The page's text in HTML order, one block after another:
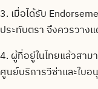
3. เมื่อได้รับ
ประทับตรา จึงควรวาง
4. ผู้ที่อยู่ในไทยแล้วสาม
ศูนย์บริการวีซ่าและใบอ